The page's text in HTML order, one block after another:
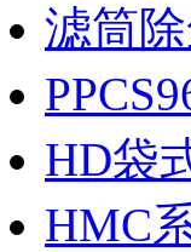
滤筒
HD袋
HMC